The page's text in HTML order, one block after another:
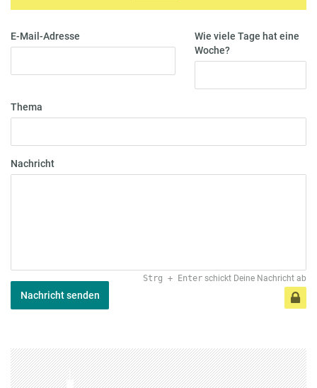
E-Mail-Adresse
Wie viele Tage hat eine
Woche?
Thema
Nachricht
Strg + Enter schickt Deine Nachricht ab
Nachricht senden